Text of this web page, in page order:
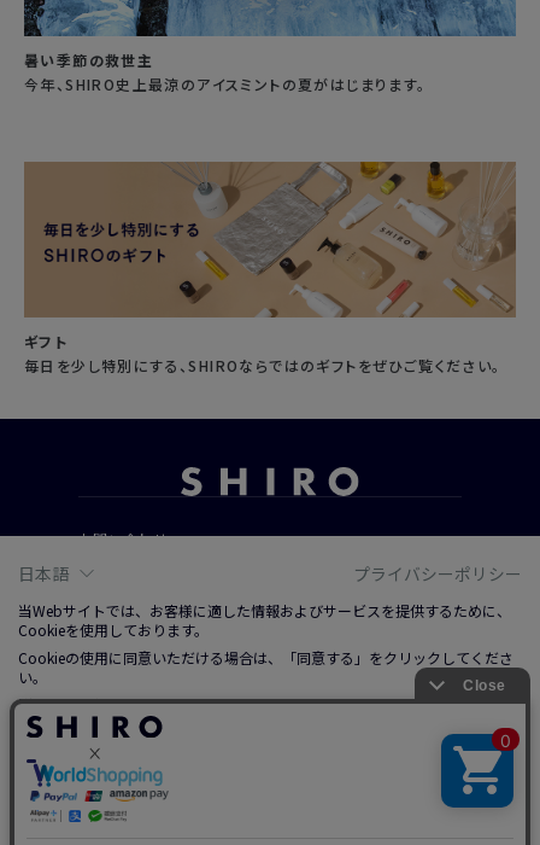
暑い季節の救世主
今年、SHIRO史上最涼のアイスミントの夏がはじまります。
ギフト
毎日を少し特別にする、SHIROならではのギフトをぜひご覧ください。
お問い合わせ
ご利用ガイド
ご利用規約
特定商取引法に基づく表記
プライバシーポリシー
ソーシャルメディアポリシー
日本語 プライバシーポリシー
当Webサイトでは、お客様に適した情報およびサービスを提供するために、
Cookieを使用しております。
Cookieの使用に同意いただける場合は、「同意する」をクリックしてくださ
い。
詳しくは、右上記載プライバシーポリシーリンクまたは「Cookieについて」
をクリックのうえ、ご参照ください。